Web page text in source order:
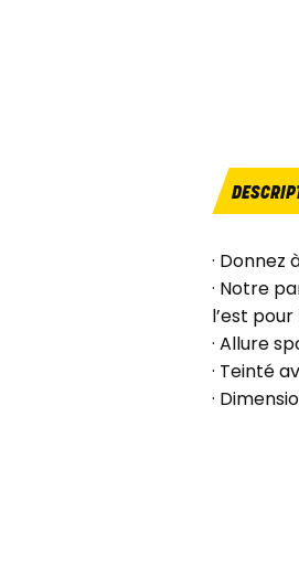
·
· Notre
l’est
· Allure
· Teinté
·